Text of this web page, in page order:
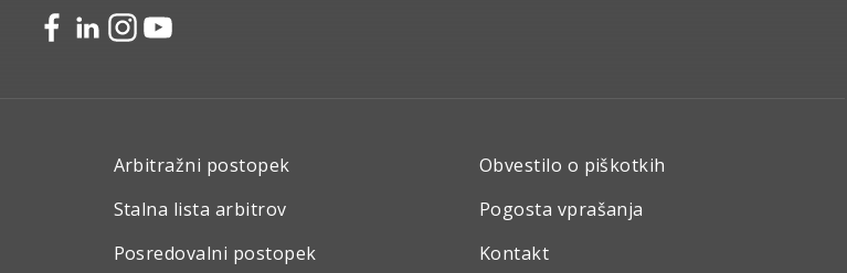
Arbitražni postopek
Stalna lista arbitrov
Posredovalni postopek
Obvestilo o piškotkih
Pogosta vprašanja
Kontakt